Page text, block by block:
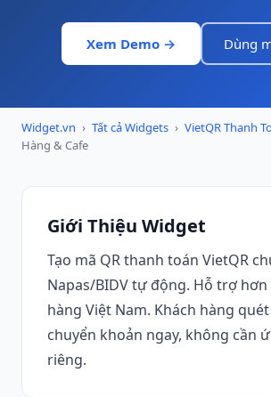
Xem Demo → Dùng
Widget.vn › Tất cả Widgets › VietQR Thanh
Hàng & Cafe
Giới Thiệu Widget
Tạo mã QR thanh toán VietQR
Napas/BIDV tự động. Hỗ trợ hơn
hàng Việt Nam. Khách hàng
chuyển khoản ngay, không cần
riêng.